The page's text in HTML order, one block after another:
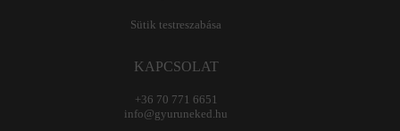
Sütik testreszabása
KAPCSOLAT
+36 70 771 6651
info@gyuruneked.hu